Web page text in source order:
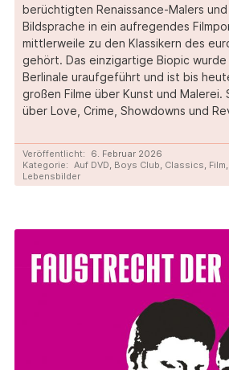
berüchtigten Renaissance-Malers
Bildsprache in ein aufregendes
mittlerweile zu den Klassikern des
gehört. Das einzigartige Biopic
Berlinale uraufgeführt und ist bis
großen Filme über Kunst und Malerei.
über Love, Crime, Showdowns und
Veröffentlicht:
6. Februar 2026
Kategorie: Auf DVD, Boys Club, Classics, Film,
Lebensbilder